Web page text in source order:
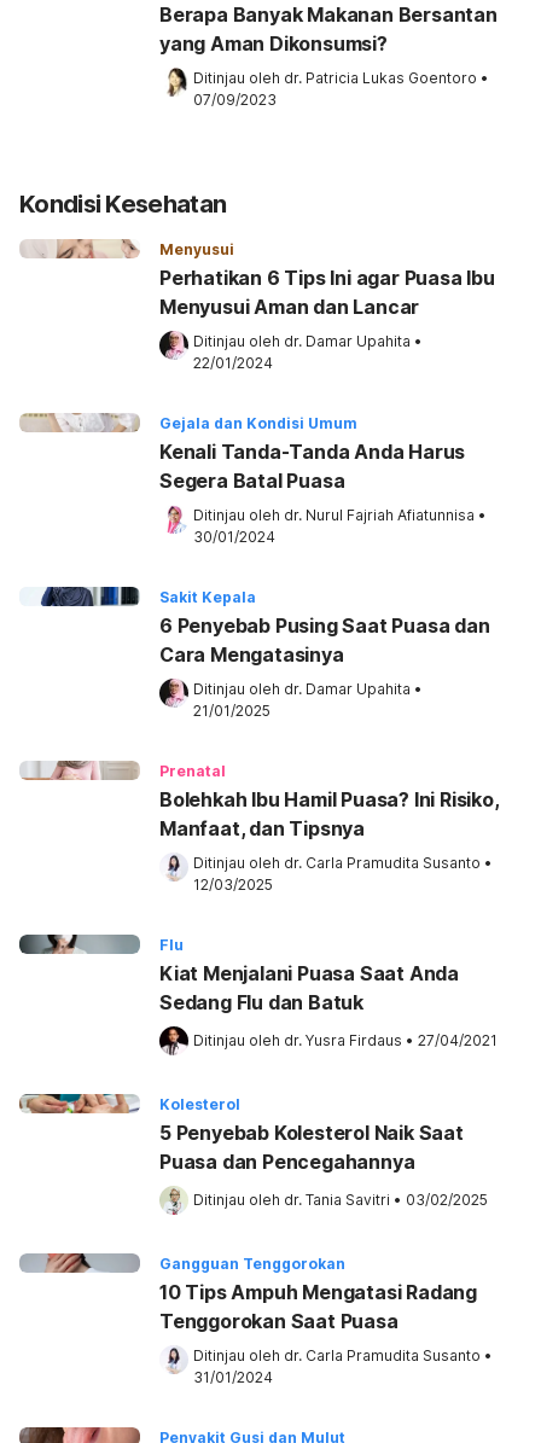
Berapa Banyak Makanan Bersantan
yang Aman Dikonsumsi?
Ditinjau oleh dr. Patricia Lukas Goentoro •
07/09/2023
Kondisi Kesehatan
Menyusui
Perhatikan 6 Tips Ini agar Puasa Ibu
Menyusui Aman dan Lancar
Ditinjau oleh dr. Damar Upahita •
22/01/2024
Gejala dan Kondisi Umum
Kenali Tanda-Tanda Anda Harus
Segera Batal Puasa
Ditinjau oleh dr. Nurul Fajriah Afiatunnisa •
30/01/2024
Sakit Kepala
6 Penyebab Pusing Saat Puasa dan
Cara Mengatasinya
Ditinjau oleh dr. Damar Upahita •
21/01/2025
Prenatal
Bolehkah Ibu Hamil Puasa? Ini Risiko,
Manfaat, dan Tipsnya
Ditinjau oleh dr. Carla Pramudita Susanto •
12/03/2025
Flu
Kiat Menjalani Puasa Saat Anda
Sedang Flu dan Batuk
Ditinjau oleh dr. Yusra Firdaus • 27/04/2021
Kolesterol
5 Penyebab Kolesterol Naik Saat
Puasa dan Pencegahannya
Ditinjau oleh dr. Tania Savitri • 03/02/2025
Gangguan Tenggorokan
10 Tips Ampuh Mengatasi Radang
Tenggorokan Saat Puasa
Ditinjau oleh dr. Carla Pramudita Susanto •
31/01/2024
Penyakit Gusi dan Mulut